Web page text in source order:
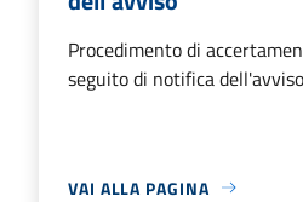
Procedimento di
seguito di notifica dell'avviso
VAI ALLA PAGINA